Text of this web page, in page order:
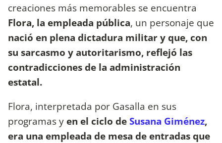
creaciones más memorables se encuentra
Flora, la empleada pública, un personaje que
nació en plena dictadura militar y que, con
su sarcasmo y autoritarismo, reflejó las
contradicciones de la administración
estatal.
Flora, interpretada por Gasalla en sus
programas y en el ciclo deSusana Giménez,
era una empleada de mesa de entradas que